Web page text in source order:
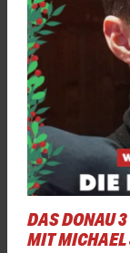
DAS DONAU
MIT MICHAEL